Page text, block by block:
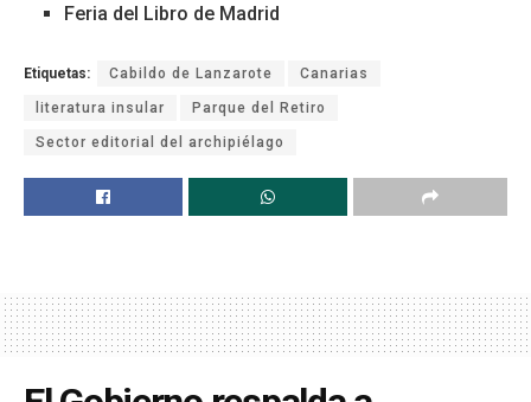
Feria del Libro de Madrid
Etiquetas: Cabildo de Lanzarote Canarias
literatura insular Parque del Retiro
Sector editorial del archipiélago